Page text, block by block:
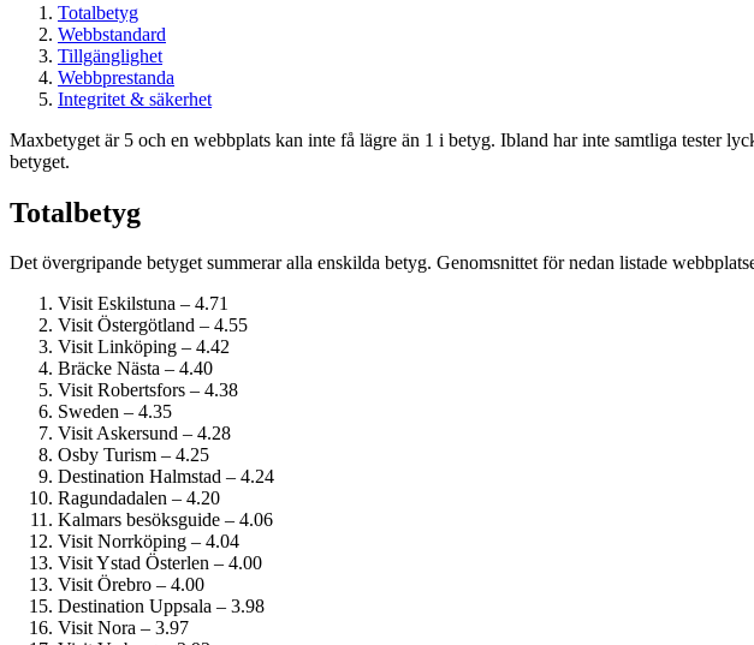
Totalbetyg
Webbstandard
Tillgänglighet
Webbprestanda
Integritet & säkerhet
Maxbetyget är 5 och en webbplats kan inte få lägre än 1 i betyg. Ibland har inte samtliga tester
betyget.
Totalbetyg
Det övergripande betyget summerar alla enskilda betyg. Genomsnittet för nedan listade
Visit Eskilstuna – 4.71
Visit Östergötland – 4.55
Visit Linköping – 4.42
Bräcke Nästa – 4.40
Visit Robertsfors – 4.38
Sweden – 4.35
Visit Askersund – 4.28
Osby Turism – 4.25
Destination Halmstad – 4.24
Ragundadalen – 4.20
Kalmars besöksguide – 4.06
Visit Norrköping – 4.04
Visit Ystad Österlen – 4.00
Visit Örebro – 4.00
Destination Uppsala – 3.98
Visit Nora – 3.97